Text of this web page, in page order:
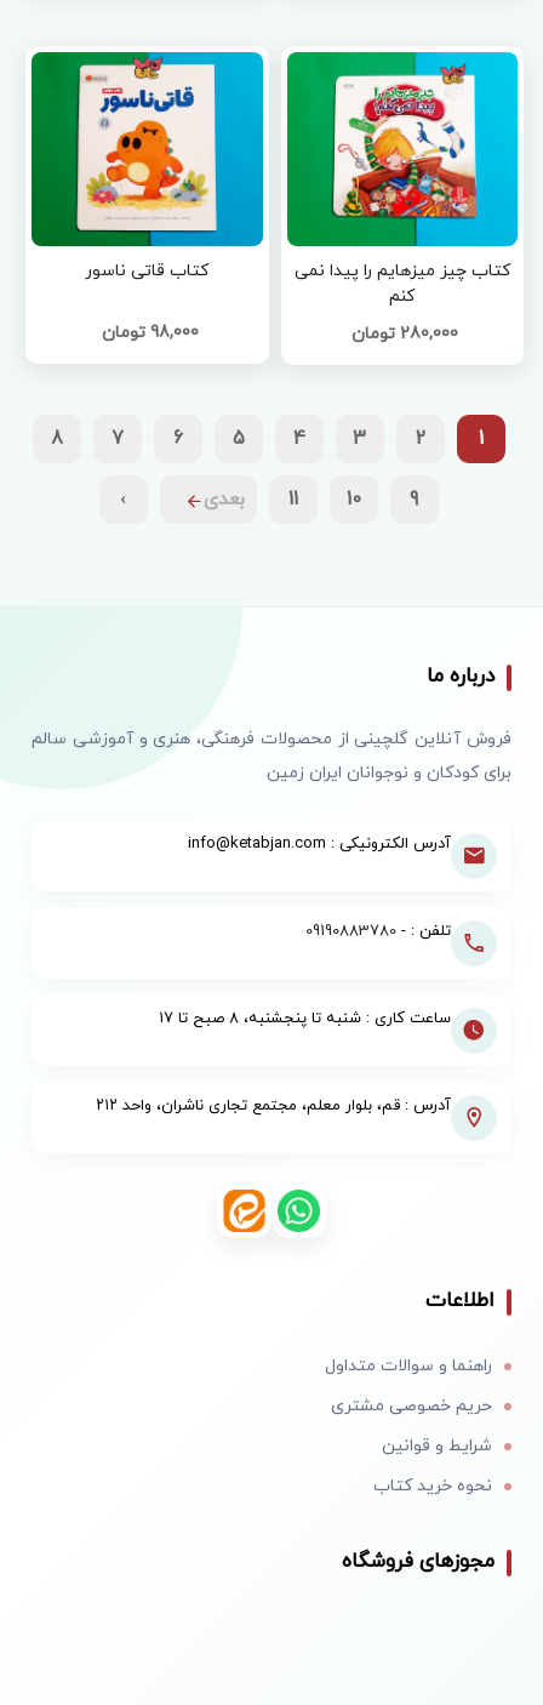
کتاب چیز میزهایم را پیدا نمی
کنم
280,000 تومان
کتاب قاتی ناسور
98,000 تومان
1
2
3
4
5
6
7
8
9
10
11 بعدی ›
درباره ما
فروش آنلاین گلچینی از محصولات فرهنگی، هنری و آموزشی سالم
برای کودکان و نوجوانان ایران زمین
آدرس الکترونیکی : info@ketabjan.com
تلفن : -09190883780
ساعت کاری : شنبه تا پنجشنبه، ۸ صبح تا ۱۷
آدرس : قم، بلوار معلم، مجتمع تجاری ناشران، واحد ۲۱۲
اطلاعات
راهنما و سوالات متداول
حریم خصوصی مشتری
شرایط و قوانین
نحوه خرید کتاب
مجوزهای فروشگاه